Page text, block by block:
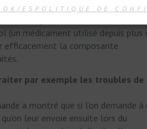
POLITIQUE DE
attentat, etc.), et les amène à
encourageantes ont montré que
(un médicament utilisé depuis plus
efficacement la composante
par exemple les troubles de
a montré que si l’on demande à
leur envoie ensuite lors du